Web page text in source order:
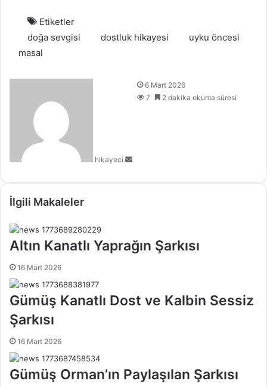
Etiketler
doğa sevgisi
dostluk hikayesi
uyku öncesi
masal
hikayeci
t
d
e
6 Mart 2026
7
2 dakika okuma süresi
İlgili Makaleler
Altın Kanatlı Yaprağın Şarkısı
16 Mart 2026
Gümüş Kanatlı Dost ve Kalbin Sessiz
Şarkısı
16 Mart 2026
Gümüş Orman’ın Paylaşılan Şarkısı